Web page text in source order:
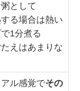
として
する場合は熱い
1分煮る
たえはあまりな
アル感覚でその